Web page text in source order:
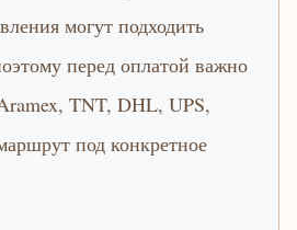
могут подходить
перед оплатой важно
TNT, DHL, UPS,
под конкретное